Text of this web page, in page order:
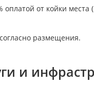
от койки места
размещения.
и